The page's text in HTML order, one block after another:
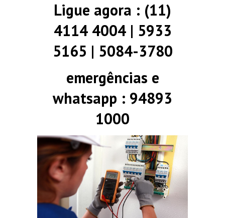
Ligue agora : (11)
4114 4004 | 5933
5165 | 5084-3780
emergências e
whatsapp : 94893
1000